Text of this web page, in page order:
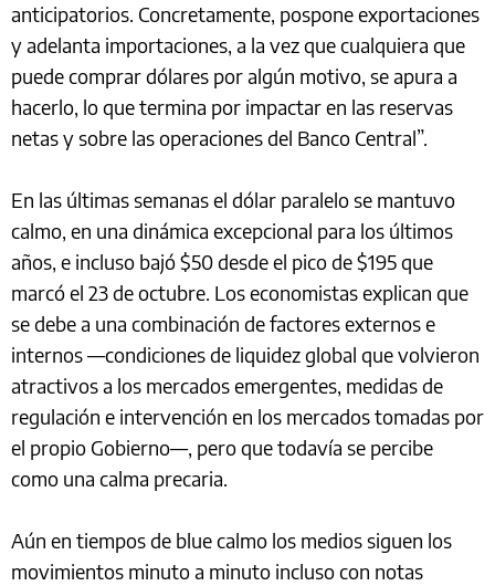
anticipatorios. Concretamente, pospone exportaciones
y adelanta importaciones, a la vez que cualquiera que
puede comprar dólares por algún motivo, se apura a
hacerlo, lo que termina por impactar en las reservas
netas y sobre las operaciones del Banco Central”.
En las últimas semanas el dólar paralelo se mantuvo
calmo, en una dinámica excepcional para los últimos
años, e incluso bajó $50 desde el pico de $195 que
marcó el 23 de octubre. Los economistas explican que
se debe a una combinación de factores externos e
internos —condiciones de liquidez global que volvieron
atractivos a los mercados emergentes, medidas de
regulación e intervención en los mercados tomadas por
el propio Gobierno—, pero que todavía se percibe
como una calma precaria.
Aún en tiempos de blue calmo los medios siguen los
movimientos minuto a minuto incluso con notas